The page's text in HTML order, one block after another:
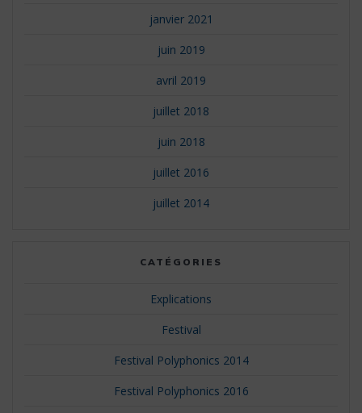
janvier 2021
juin 2019
avril 2019
juillet 2018
juin 2018
juillet 2016
juillet 2014
CATÉGORIES
Explications
Festival
Festival Polyphonics 2014
Festival Polyphonics 2016